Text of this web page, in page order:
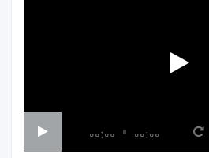
00:00 00:00